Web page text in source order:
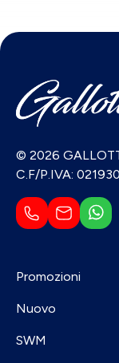
© 2026
C.F/P.IVA:
Promozioni
Nuovo
SWM